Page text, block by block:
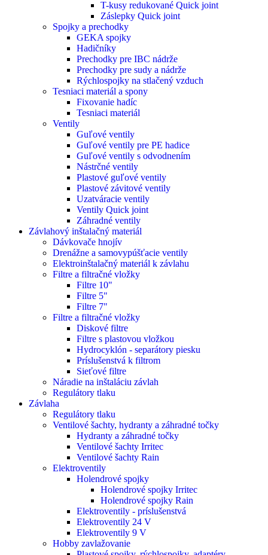
T-kusy redukované Quick joint
Záslepky Quick joint
Spojky a prechodky
GEKA spojky
Hadičníky
Prechodky pre IBC nádrže
Prechodky pre sudy a nádrže
Rýchlospojky na stlačený vzduch
Tesniaci materiál a spony
Fixovanie hadíc
Tesniaci materiál
Ventily
Guľové ventily
Guľové ventily pre PE hadice
Guľové ventily s odvodnením
Nástrčné ventily
Plastové guľové ventily
Plastové závitové ventily
Uzatváracie ventily
Ventily Quick joint
Záhradné ventily
Závlahový inštalačný materiál
Dávkovače hnojív
Drenážne a samovypúšťacie ventily
Elektroinštalačný materiál k závlahu
Filtre a filtračné vložky
Filtre 10"
Filtre 5"
Filtre 7"
Filtre a filtračné vložky
Diskové filtre
Filtre s plastovou vložkou
Hydrocyklón - separátory piesku
Príslušenstvá k filtrom
Sieťové filtre
Náradie na inštaláciu závlah
Regulátory tlaku
Závlaha
Regulátory tlaku
Ventilové šachty, hydranty a záhradné točky
Hydranty a záhradné točky
Ventilové šachty Irritec
Ventilové šachty Rain
Elektroventily
Holendrové spojky
Holendrové spojky Irritec
Holendrové spojky Rain
Elektroventily - príslušenstvá
Elektroventily 24 V
Elektroventily 9 V
Hobby zavlažovanie